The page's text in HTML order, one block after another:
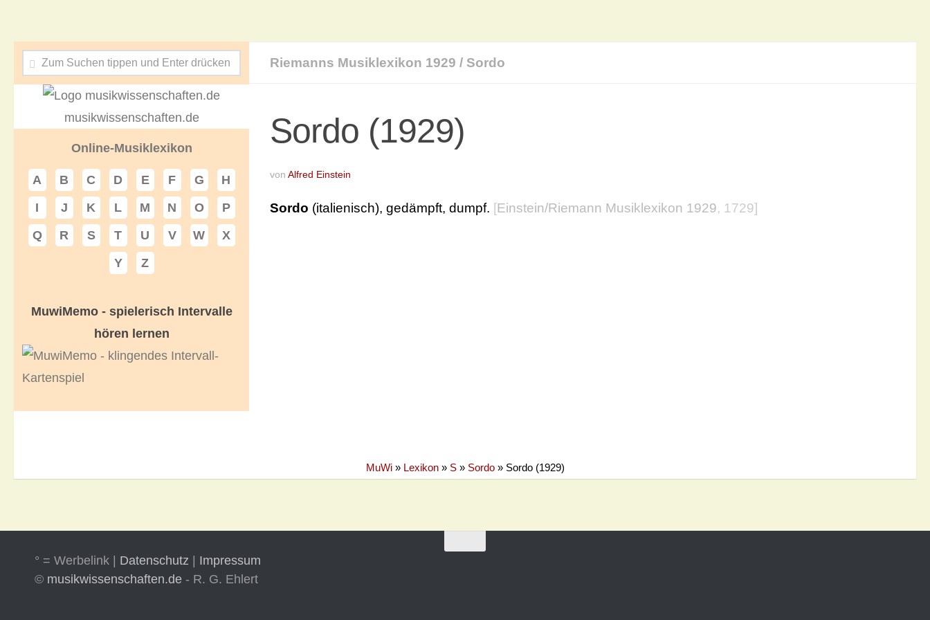
Riemanns Musiklexikon 1929 / Sordo
Sordo (1929)
von Alfred Einstein
Sordo (italienisch), gedämpft, dumpf. [Einstein/Riemann Musiklexikon 1929, 1729]
musikwissenschaften.de
Online-Musiklexikon
A B C D E F G
H
I
J K L M N O
P
Q
R S T U V W
X
Y
Z
MuwiMemo - spielerisch Intervalle
hören lernen
MuWi» Lexikon» S» Sordo» Sordo (1929)
° = Werbelink | Datenschutz
Impressum
© musikwissenschaften.de - R. G. Ehlert